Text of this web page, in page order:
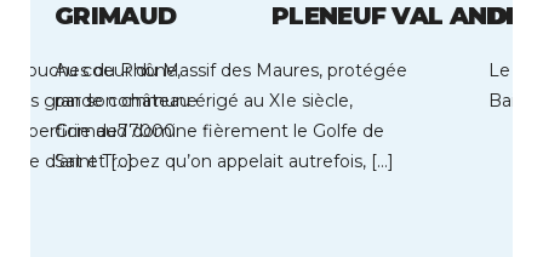
Bouches du Rhône,
plus grande commune
superficie de77000
ville d’art et […]
GRIMAUD
Au coeur du Massif des Maures, protégée
par son château érigé au XIe siècle,
Grimaud domine fièrement le Golfe de
Saint Tropez qu’on appelait autrefois, […]
PLENEUF VAL ANDRE
Le
Bains